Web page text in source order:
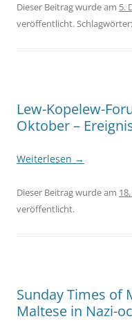
Dieser Beitrag wurde am 5.
veröffentlicht. Schlagwörter:
Lew-Kopelew-
Oktober –
Weiterlesen →
Dieser Beitrag wurde am
veröffentlicht.
Sunday Times of
Maltese in Nazi-